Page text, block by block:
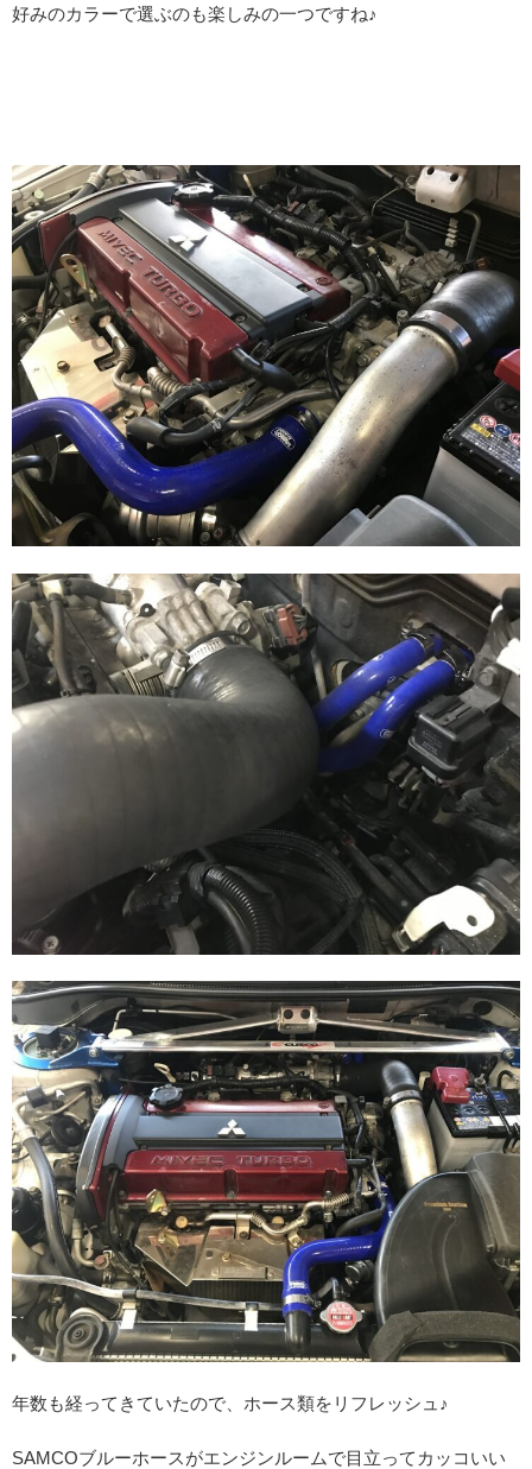
好みのカラーで選ぶのも楽しみの一つですね♪
年数も経ってきていたので、ホース類をリフレッシュ♪
SAMCOブルーホースがエンジンルームで目立ってカッコいい